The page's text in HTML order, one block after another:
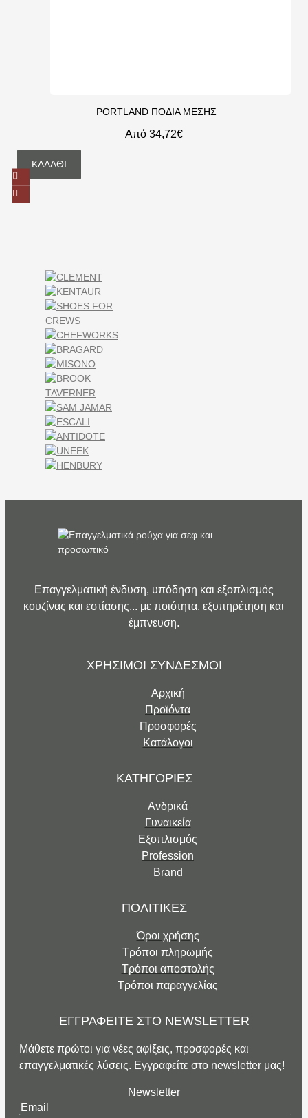
PORTLAND ΠΟΔΙΑ ΜΕΣΗΣ
Από 34,72€
ΚΑΛΆΘΙ
Επαγγελματική ένδυση, υπόδηση και εξοπλισμός
κουζίνας και εστίασης... με ποιότητα, εξυπηρέτηση και
έμπνευση.
ΧΡΗΣΙΜΟΙ ΣΥΝΔΕΣΜΟΙ
Αρχική
Προϊόντα
Προσφορές
Κατάλογοι
ΚΑΤΗΓΟΡΙΕΣ
Ανδρικά
Γυναικεία
Εξοπλισμός
Profession
Brand
ΠΟΛΙΤΙΚΕΣ
Όροι χρήσης
Τρόποι πληρωμής
Τρόποι αποστολής
Τρόποι παραγγελίας
ΕΓΓΡΑΦΕΙΤΕ ΣΤΟ NEWSLETTER
Μάθετε πρώτοι για νέες αφίξεις, προσφορές και
επαγγελματικές λύσεις. Εγγραφείτε στο newsletter μας!
Newsletter